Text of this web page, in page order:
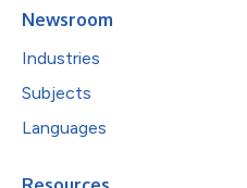
Newsroom
Industries
Subjects
Languages